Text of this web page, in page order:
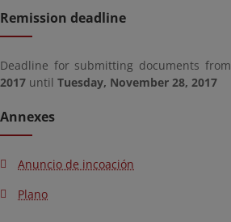
Remission deadline
Deadline for submitting documents from
2017 until Tuesday, November 28, 2017
Annexes
Anuncio de incoación
Plano